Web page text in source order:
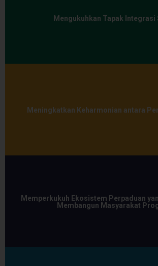
Mengukuhkan Tapak Integrasi
Meningkatkan Keharmonian antara
Memperkukuh Ekosistem Perpaduan
Membangun Masyarakat